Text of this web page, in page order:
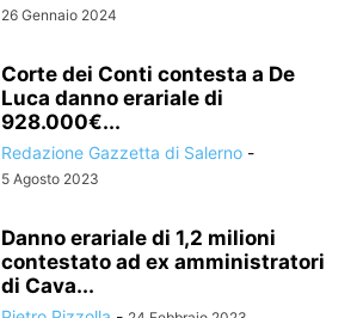
26 Gennaio 2024
Corte dei Conti contesta a De
Luca danno erariale di
928.000€...
Redazione Gazzetta di Salerno -
5 Agosto 2023
Danno erariale di 1,2 milioni
contestato ad ex amministratori
di Cava...